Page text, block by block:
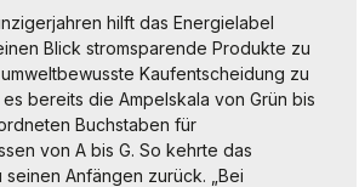
hilft das Energielabel
Blick stromsparende Produkte zu
Kaufentscheidung zu
bereits die Ampelskala von Grün bis
Buchstaben für
von A bis G. So kehrte das
Anfängen zurück. „Bei